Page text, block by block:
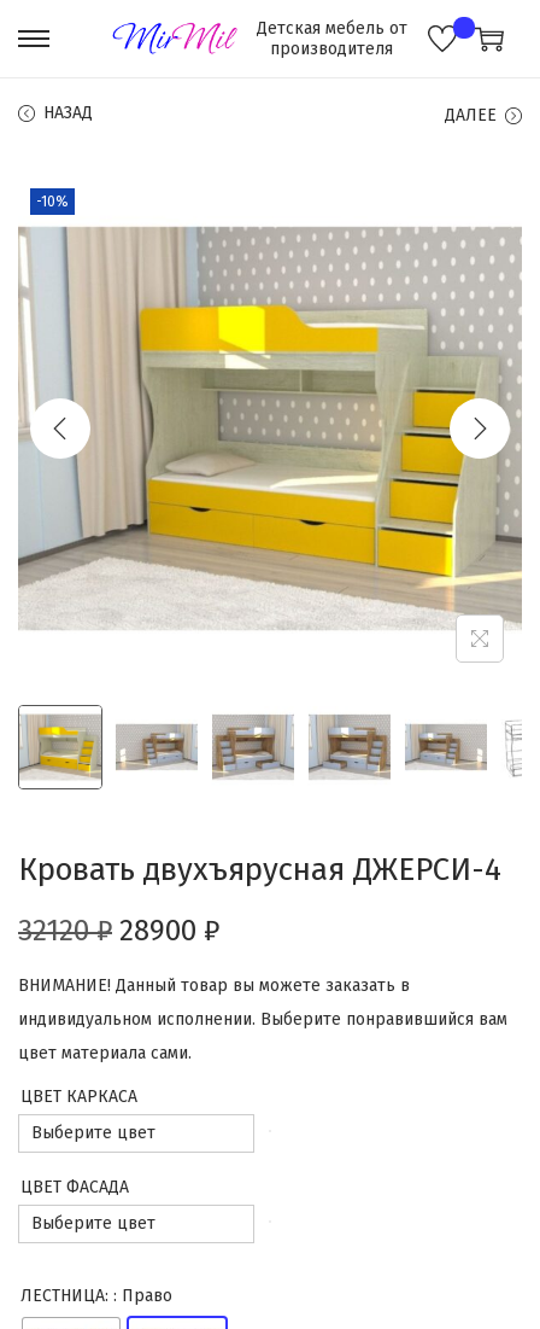
НАЗАД ДАЛЕЕ
-10%
Кровать двухъярусная ДЖЕРСИ-4
32120₽ 28900 ₽
ВНИМАНИЕ! Данный товар вы можете заказать в
индивидуальном исполнении. Выберите понравившийся вам
цвет материала сами.
ЦВЕТ КАРКАСА
ЦВЕТ ФАСАДА
ЛЕСТНИЦА: : Право